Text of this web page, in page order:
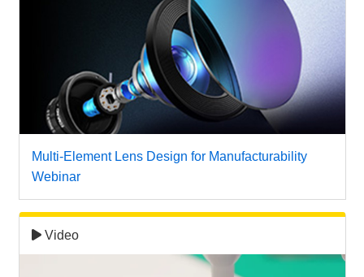
Multi-Element Lens Design for Manufacturability
Webinar
Video